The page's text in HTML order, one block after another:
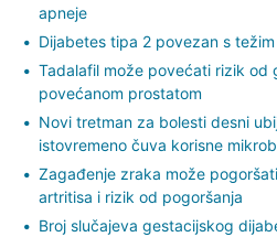
apneje
Dijabetes tipa 2 povezan s
Tadalafil može povećati rizik od
povećanom prostatom
Novi tretman za bolesti desni
istovremeno čuva korisne
Zagađenje zraka može
artritisa i rizik od pogoršanja
Broj slučajeva gestacijskog